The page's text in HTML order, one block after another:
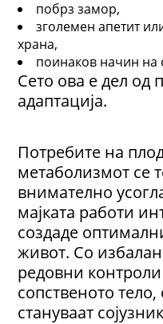
побрз замор,
зголемен апетит
храна,
поинаков начин на
Сето ова е дел од
адаптација.
Потребите на
метаболизмот се
внимателно
мајката работи
создаде
живот. Со
редовни
сопственото
стануваат